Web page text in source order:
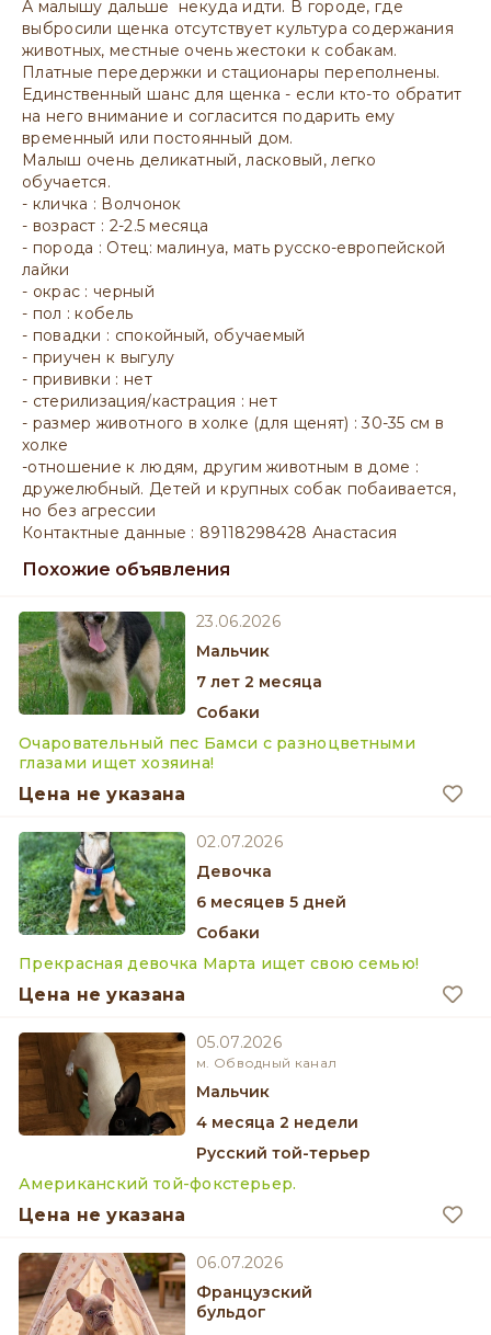
А малышу дальше некуда идти. В городе, где
выбросили щенка отсутствует культура содержания
животных, местные очень жестоки к собакам.
Платные передержки и стационары переполнены.
Единственный шанс для щенка - если кто-то обратит
на него внимание и согласится подарить ему
временный или постоянный дом.
Малыш очень деликатный, ласковый, легко
обучается.
- кличка : Волчонок
- возраст : 2-2.5 месяца
- порода : Отец: малинуа, мать русско-европейской
лайки
- окрас : черный
- пол : кобель
- повадки : спокойный, обучаемый
- приучен к выгулу
- прививки : нет
- стерилизация/кастрация : нет
- размер животного в холке (для щенят) : 30-35 см в
холке
-отношение к людям, другим животным в доме :
дружелюбный. Детей и крупных собак побаивается,
но без агрессии
Контактные данные : 89118298428 Анастасия
Похожие объявления
23.06.2026
мальчик
7 лет 2 месяца
Собаки
Очаровательный пес Бамси с разноцветными
глазами ищет хозяина!
Цена не указана
02.07.2026
девочка
6 месяцев 5 дней
Собаки
Прекрасная девочка Марта ищет свою семью!
Цена не указана
05.07.2026
м. Обводный канал
мальчик
4 месяца 2 недели
Русский той-терьер
Американский той-фокстерьер.
Цена не указана
06.07.2026
Французский
бульдог